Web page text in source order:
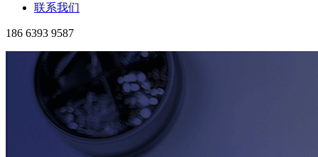
联系我们
186 6393 9587